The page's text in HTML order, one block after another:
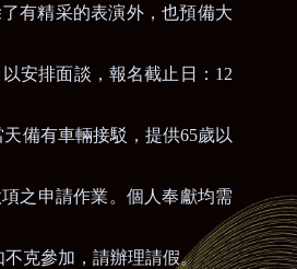
有精采的表演外，也預備大
安排面談，報名截止日： 12
備有車輛接駁，提供65歲以
之申請作業。個人奉獻均需
克參加，請辦理請假。